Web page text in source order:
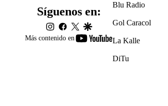
Más contenido en
youtube-
Síguenos en:
instagram
facebook
twittergoogle
Blu Radio
Gol Caracol
La Kalle
DiTu